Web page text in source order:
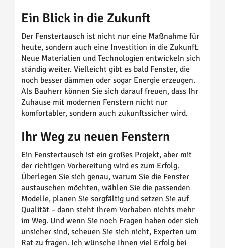
Ein Blick in die Zukunft
Der Fenstertausch ist nicht nur eine Maßnahme für
heute, sondern auch eine Investition in die Zukunft.
Neue Materialien und Technologien entwickeln sich
ständig weiter. Vielleicht gibt es bald Fenster, die
noch besser dämmen oder sogar Energie erzeugen.
Als Bauherr können Sie sich darauf freuen, dass Ihr
Zuhause mit modernen Fenstern nicht nur
komfortabler, sondern auch zukunftssicher wird.
Ihr Weg zu neuen Fenstern
Ein Fenstertausch ist ein großes Projekt, aber mit
der richtigen Vorbereitung wird es zum Erfolg.
Überlegen Sie sich genau, warum Sie die Fenster
austauschen möchten, wählen Sie die passenden
Modelle, planen Sie sorgfältig und setzen Sie auf
Qualität – dann steht Ihrem Vorhaben nichts mehr
im Weg. Und wenn Sie noch Fragen haben oder sich
unsicher sind, scheuen Sie sich nicht, Experten um
Rat zu fragen. Ich wünsche Ihnen viel Erfolg bei